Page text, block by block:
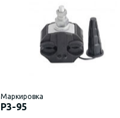
Маркировка
P3-95